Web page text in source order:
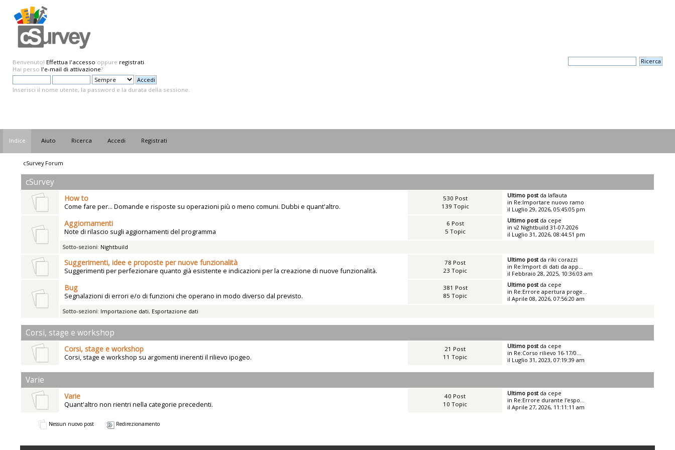
Benvenuto! Effettua l'accesso oppure registrati.
Hai perso l'e-mail di attivazione?
Inserisci il nome utente, la password e la durata della sessione.
Indice Aiuto Ricerca Accedi Registrati
cSurvey Forum
cSurvey
How to
Come fare per... Domande e risposte su operazioni più o meno comuni. Dubbi e quant'altro.
530 Post
139 Topic
Ultimo postda laflauta
in Re:Importare nuovo ramo
il Luglio 29, 2026, 05:45:05 pm
Aggiornamenti
Note di rilascio sugli aggiornamenti del programma
6 Post
5 Topic
Ultimo postda cepe
in v2 Nightbuild 31-07-2026
il Luglio 31, 2026, 08:44:51 pm
Sotto-sezioni: Nightbuild
Suggerimenti, idee e proposte per nuove funzionalità
Suggerimenti per perfezionare quanto già esistente e indicazioni per la creazione di nuove funzionalità.
78 Post
23 Topic
Ultimo postda riki corazzi
in Re:Import di dati da app...
il Febbraio 28, 2025, 10:36:03 am
Bug
Segnalazioni di errori e/o di funzioni che operano in modo diverso dal previsto.
381 Post
85 Topic
Ultimo postda cepe
in Re:Errore apertura proge...
il Aprile 08, 2026, 07:56:20 am
Sotto-sezioni: Importazione dati, Esportazione dati
Corsi, stage e workshop
Corsi, stage e workshop
Corsi, stage e workshop su argomenti inerenti il rilievo ipogeo.
21 Post
11 Topic
Ultimo postda cepe
in Re:Corso rilievo 16-17/0...
il Luglio 31, 2023, 07:19:39 am
Varie
Varie
Quant'altro non rientri nella categorie precedenti.
40 Post
10 Topic
Ultimo postda cepe
in Re:Errore durante l'espo...
il Aprile 27, 2026, 11:11:11 am
Nessun nuovo post Redirezionamento